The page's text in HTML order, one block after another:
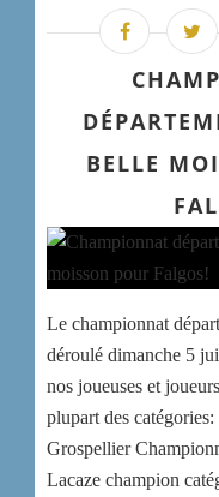
BELLE
Le championnat
déroulé dimanche 5
nos joueuses et
plupart des
Grospellier
Lacaze champion